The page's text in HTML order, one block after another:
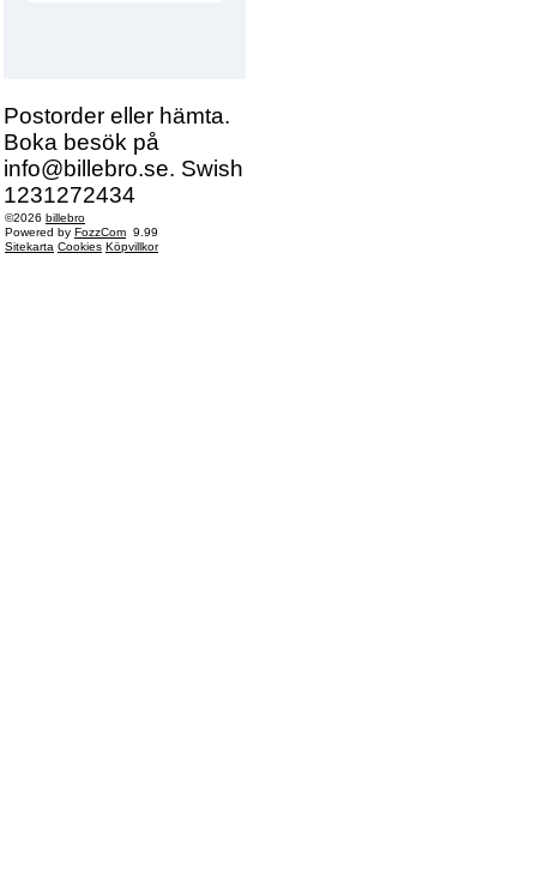
Postorder eller hämta.
Boka besök på
info@billebro.se. Swish
1231272434
©2026 billebro
Powered by FozzCom 9.99
Sitekarta Cookies Köpvillkor